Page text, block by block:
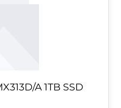
A 1TB SSD